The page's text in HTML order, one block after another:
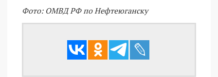
Фото: ОМВД РФ по Нефтеюганску